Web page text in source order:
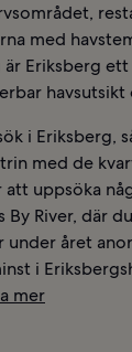
med
Eriksberg
havsutsikt
i Eriksberg,
med de
uppsöka
River, där
året
i
mer